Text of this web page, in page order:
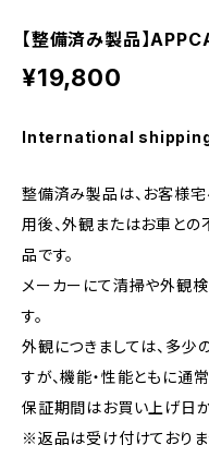
【整備済み製品】
¥19,800
International
整備済み製品は、お客様
用後、外観またはお車と
品です。
メーカーにて清掃や外観
す。
外観につきましては、多
すが、機能・性能ともに通
保証期間はお買い上げ日か
※返品は受け付けており